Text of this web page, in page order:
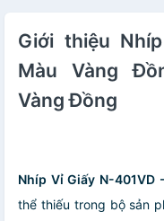
Giới thiệu
Màu Vàng
Vàng Đồng
Nhíp Vỉ Giấy N-401VD
thể thiếu trong bộ sản